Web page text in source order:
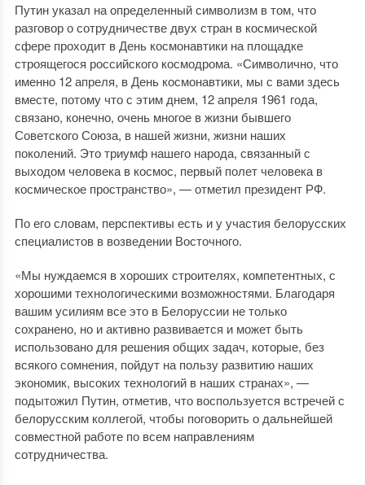
Путин указал на определенный символизм в том, что
разговор о сотрудничестве двух стран в космической
сфере проходит в День космонавтики на площадке
строящегося российского космодрома. «Символично, что
именно 12 апреля, в День космонавтики, мы с вами здесь
вместе, потому что с этим днем, 12 апреля 1961 года,
связано, конечно, очень многое в жизни бывшего
Советского Союза, в нашей жизни, жизни наших
поколений. Это триумф нашего народа, связанный с
выходом человека в космос, первый полет человека в
космическое пространство», — отметил президент РФ.
По его словам, перспективы есть и у участия белорусских
специалистов в возведении Восточного.
«Мы нуждаемся в хороших строителях, компетентных, с
хорошими технологическими возможностями. Благодаря
вашим усилиям все это в Белоруссии не только
сохранено, но и активно развивается и может быть
использовано для решения общих задач, которые, без
всякого сомнения, пойдут на пользу развитию наших
экономик, высоких технологий в наших странах», —
подытожил Путин, отметив, что воспользуется встречей с
белорусским коллегой, чтобы поговорить о дальнейшей
совместной работе по всем направлениям
сотрудничества.